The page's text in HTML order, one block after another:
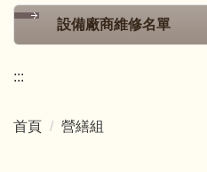
設備廠商維修名單
:::
首頁 營繕組